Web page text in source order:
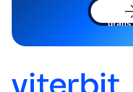
gratis